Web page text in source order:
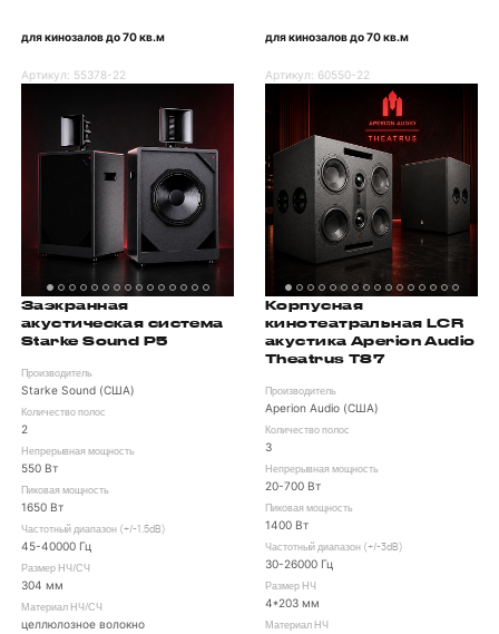
для кинозалов до 70 кв.м
Артикул: 55378-22
Заэкранная
акустическая система
Starke Sound P5
Производитель
Starke Sound (США)
Количество полос
2
Непрерывная мощность
550 Вт
Пиковая мощность
1650 Вт
Частотный диапазон (+/-1.5dB)
45-40000 Гц
Размер НЧ/СЧ
304 мм
Материал НЧ/СЧ
целлюлозное волокно
для кинозалов до 70 кв.м
Артикул: 60550-22
Корпусная
кинотеатральная LCR
акустика Aperion Audio
Theatrus T87
Производитель
Aperion Audio (США)
Количество полос
3
Непрерывная мощность
20-700 Вт
Пиковая мощность
1400 Вт
Частотный диапазон (+/-3dB)
30-26000 Гц
Размер НЧ
4*203 мм
Материал НЧ